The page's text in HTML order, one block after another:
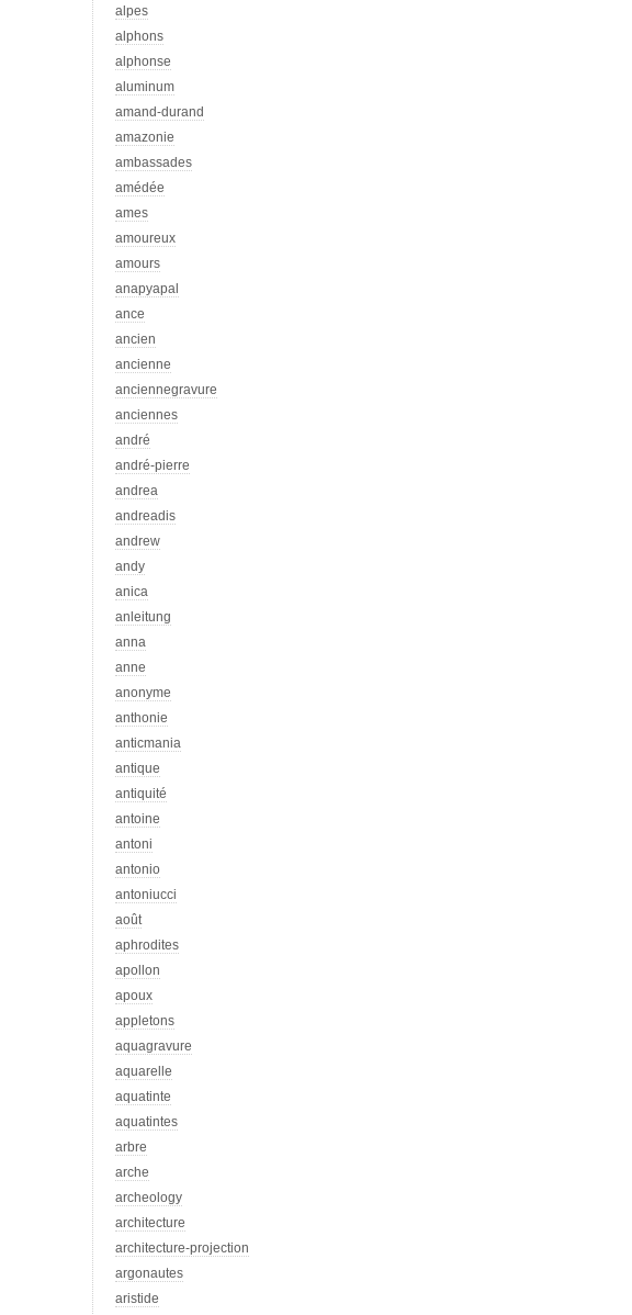
alpes
alphons
alphonse
aluminum
amand-durand
amazonie
ambassades
amédée
ames
amoureux
amours
anapyapal
ance
ancien
ancienne
anciennegravure
anciennes
andré
andré-pierre
andrea
andreadis
andrew
andy
anica
anleitung
anna
anne
anonyme
anthonie
anticmania
antique
antiquité
antoine
antoni
antonio
antoniucci
août
aphrodites
apollon
apoux
appletons
aquagravure
aquarelle
aquatinte
aquatintes
arbre
arche
archeology
architecture
architecture-projection
argonautes
aristide